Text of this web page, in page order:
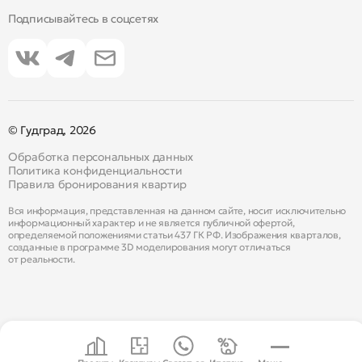
Подписывайтесь в соцсетях
© Гудград, 2026
Обработка персональных данных
Политика конфиденциальности
Правила бронирования квартир
Вся информация, представленная на данном сайте, носит исключительно
информационный характер и не является публичной офертой,
определяемой положениями статьи 437 ГК РФ. Изображения кварталов,
созданные в программе 3D моделирования могут отличаться
от реальности.